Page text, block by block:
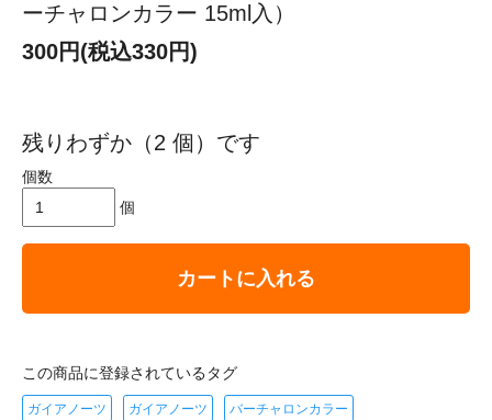
ーチャロンカラー 15ml入）
300円(税込330円)
残りわずか（2 個）です
個数
個
カートに入れる
この商品に登録されているタグ
ガイアノーツ ガイアノーツ バーチャロンカラー